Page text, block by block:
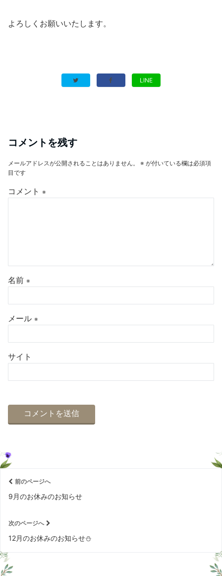
よろしくお願いいたします。
LINE
コメントを残す
メールアドレスが公開されることはありません。 ※ が付いている欄は必須項
目です
コメント ※
名前 ※
メール ※
サイト
前のページへ
9月のお休みのお知らせ
次のページへ
12月のお休みのお知らせ⛄